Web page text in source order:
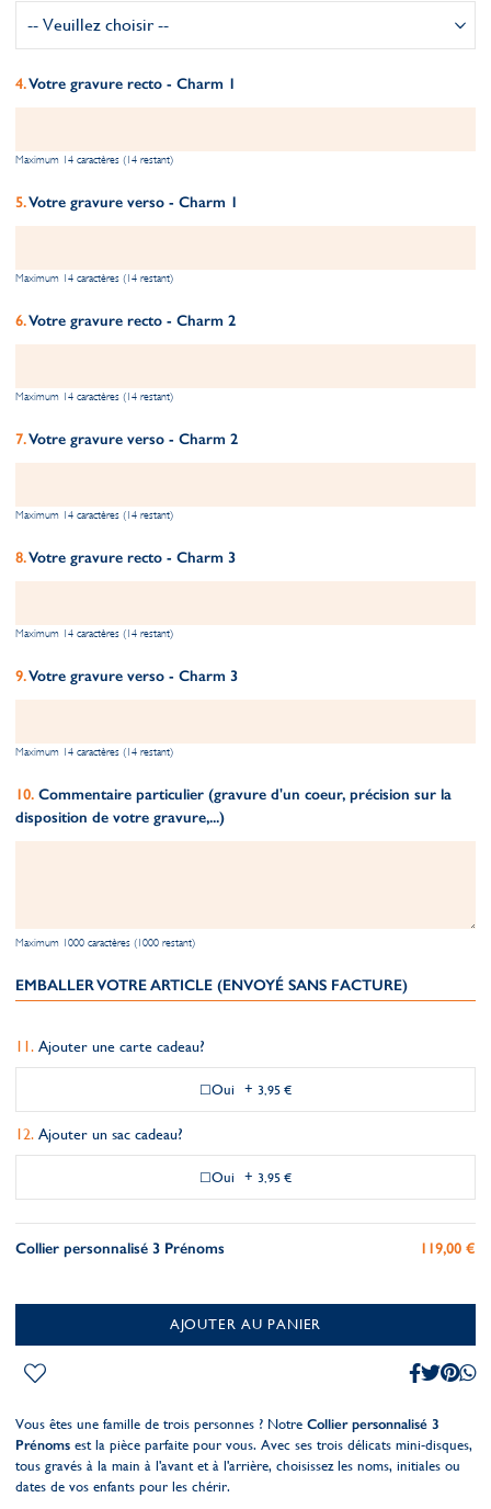
Votre gravure recto - Charm 1
Maximum 14 caractères (14 restant)
Votre gravure verso - Charm 1
Maximum 14 caractères (14 restant)
Votre gravure recto - Charm 2
Maximum 14 caractères (14 restant)
Votre gravure verso - Charm 2
Maximum 14 caractères (14 restant)
Votre gravure recto - Charm 3
Maximum 14 caractères (14 restant)
Votre gravure verso - Charm 3
Maximum 14 caractères (14 restant)
Commentaire particulier (gravure d'un coeur, précision sur la
disposition de votre gravure,...)
Maximum 1000 caractères (1000 restant)
EMBALLER VOTRE ARTICLE (ENVOYÉ SANS FACTURE)
Ajouter une carte cadeau?
Oui + 3,95 €
Ajouter un sac cadeau?
Oui + 3,95 €
Collier personnalisé 3 Prénoms 119,00 €
AJOUTER AU PANIER
Vous êtes une famille de trois personnes ? Notre Collier personnalisé 3
Prénoms est la pièce parfaite pour vous. Avec ses trois délicats mini-disques,
tous gravés à la main à l'avant et à l'arrière, choisissez les noms, initiales ou
dates de vos enfants pour les chérir.